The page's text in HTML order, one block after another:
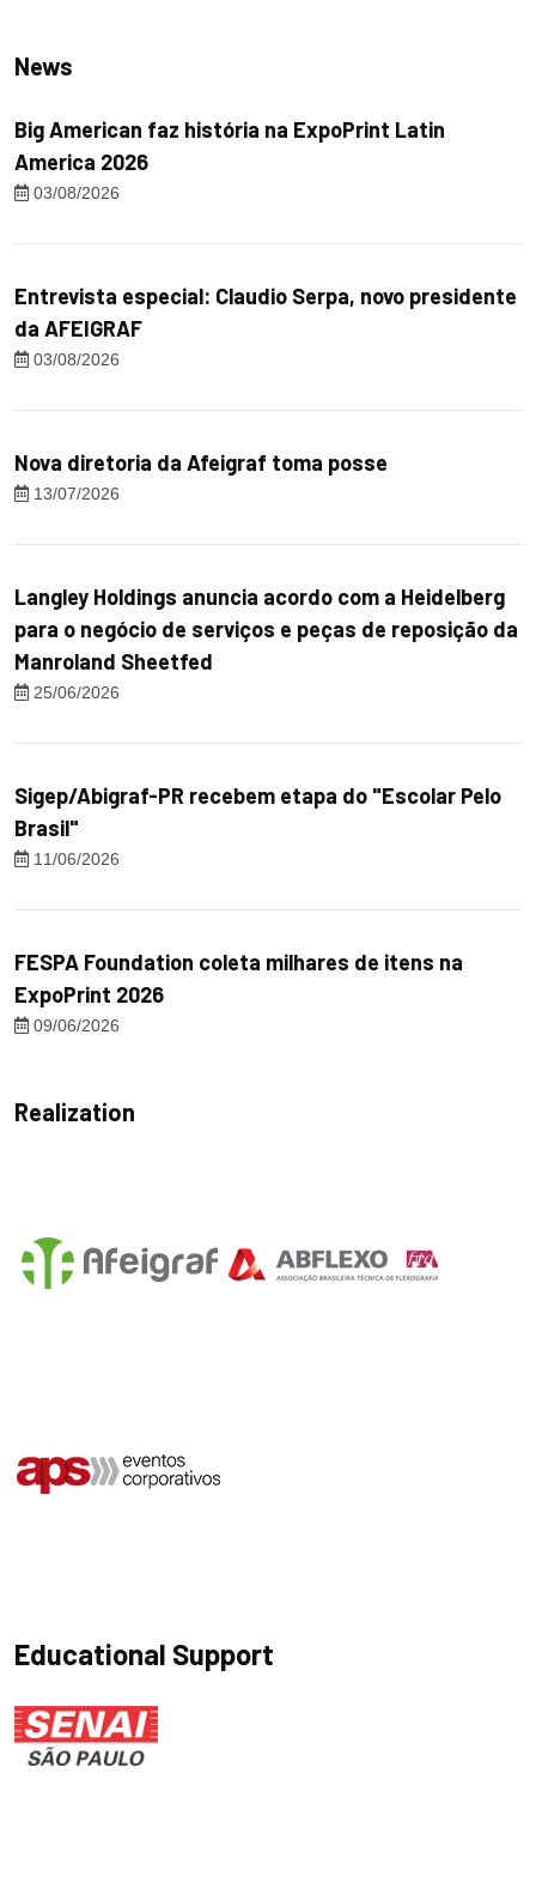
News
Big American faz história na ExpoPrint Latin
America 2026
03/08/2026
Entrevista especial: Claudio Serpa, novo presidente
da AFEIGRAF
03/08/2026
Nova diretoria da Afeigraf toma posse
13/07/2026
Langley Holdings anuncia acordo com a Heidelberg
para o negócio de serviços e peças de reposição da
Manroland Sheetfed
25/06/2026
Sigep/Abigraf-PR recebem etapa do "Escolar Pelo
Brasil"
11/06/2026
FESPA Foundation coleta milhares de itens na
ExpoPrint 2026
09/06/2026
Realization
Educational Support